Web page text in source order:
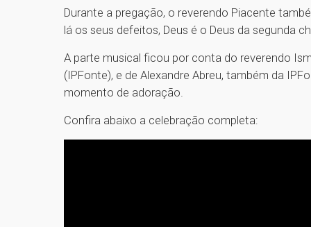
Durante a pregação, o reverendo Piacente
lá os seus defeitos, Deus é o Deus da segunda
A parte musical ficou por conta do reverendo
(IPFonte), e de Alexandre Abreu, também da
momento de adoração.
Confira abaixo a celebração completa: